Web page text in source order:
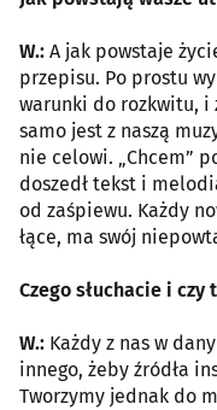
W.: A jak powstaje
przepisu. Po prostu
warunki do rozkwitu, i
samo jest z naszą
nie celowi. „Chcem”
doszedł tekst i
od zaśpiewu. Każdy
łące, ma swój
Czego słuchacie i
W.: Każdy z nas w
innego, żeby źródła
Tworzymy jednak do